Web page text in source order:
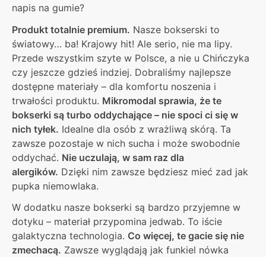
napis na gumie?
Produkt totalnie premium. Nasze bokserski to
światowy… ba! Krajowy hit! Ale serio, nie ma lipy.
Przede wszystkim szyte w Polsce, a nie u Chińczyka
czy jeszcze gdzieś indziej. Dobraliśmy najlepsze
dostępne materiały – dla komfortu noszenia i
trwałości produktu. Mikromodal sprawia, że te
bokserki są turbo oddychające – nie spoci ci się w
nich tyłek. Idealne dla osób z wrażliwą skórą. Ta
zawsze pozostaje w nich sucha i może swobodnie
oddychać. Nie uczulają, w sam raz dla
alergików. Dzięki nim zawsze będziesz mieć zad jak
pupka niemowlaka.
W dodatku nasze bokserki są bardzo przyjemne w
dotyku – materiał przypomina jedwab. To iście
galaktyczna technologia. Co więcej, te gacie się nie
zmechacą. Zawsze wyglądają jak funkiel nówka